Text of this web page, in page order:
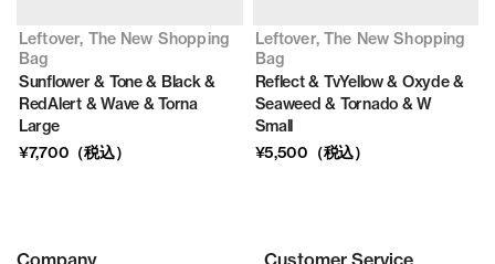
Leftover, The New Shopping
Bag
Sunflower & Tone & Black &
RedAlert & Wave & Torna
Large
¥7,700（税込）
Leftover, The New Shopping
Bag
Reflect & TvYellow & Oxyde &
Seaweed & Tornado & W
Small
¥5,500（税込）